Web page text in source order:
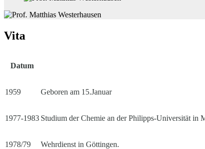
Vita
Datum
1959 Geboren am 15.Januar
1977-1983 Studium der Chemie an der Philipps-Universität in
1978/79 Wehrdienst in Göttingen.